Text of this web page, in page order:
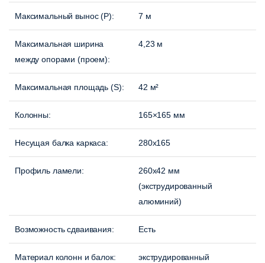
Максимальный вынос (P): 7 м
Максимальная ширина
между опорами (проем):
4,23 м
Максимальная площадь (S): 42 м²
Колонны: 165×165 мм
Несущая балка каркаса: 280х165
Профиль ламели:
260х42 мм
(экструдированный
алюминий)
Возможность сдваивания: Есть
Материал колонн и балок:
экструдированный